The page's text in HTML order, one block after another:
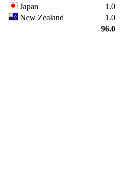
Japan
1.0
New Zealand
1.0
96.0